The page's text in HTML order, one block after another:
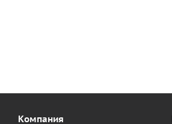
Компания